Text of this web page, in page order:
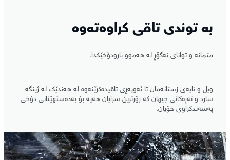
بە توندی تاقی کراوەتەوە
متمانە و توانای نەگۆڕ لە هەموو بارودۆخێکدا.
ویل و تایەی زستانەمان تا ئەوپەڕی تاقیدەکرێنەوە لە هەندێک لە ژینگە
سارد و تەڕەکانی جیهان کە زۆرترین سزایان هەیە بۆ بەدەستهێنانی دۆخی
پەسەندکراوی خۆیان.
1
/
2